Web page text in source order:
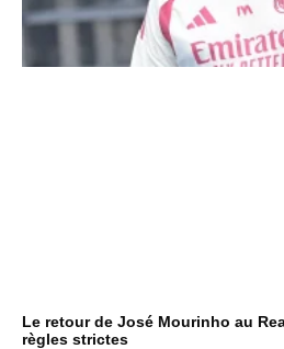
Le retour de José Mourinho au
règles strictes